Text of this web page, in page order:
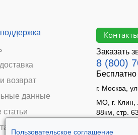
Пользовательское соглашение
возврат
данные
Контакты
Заказать
8 (800)
г. Москва,
МО, г. Клин,
88км, стр. 63